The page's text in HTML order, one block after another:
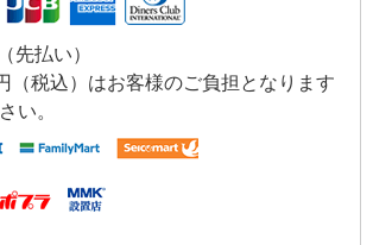
先払い）
（税込）はお客様のご負担となります
い。